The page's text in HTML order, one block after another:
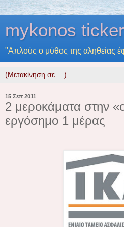
mykonos ticker
"Απλούς ο μύθος της αληθείας
15 Σεπ 2011
2 μεροκάματα στην
εργόσημο 1 μέρας